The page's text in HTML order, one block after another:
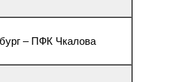
– ПФК Чкалова